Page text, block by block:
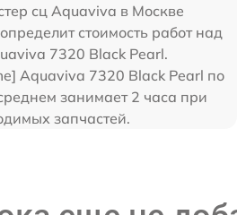
сц Aquaviva в Москве
стоимость работ над
7320 Black Pearl.
Aquaviva 7320 Black Pearl по
занимает 2 часа при
запчастей.